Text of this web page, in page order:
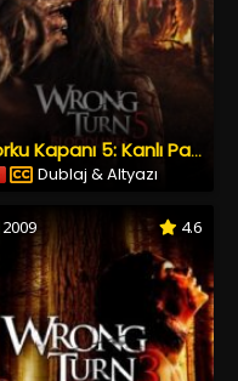
Korku Kapanı 5: Kanlı Parti
Dublaj & Altyazı
2009 4.6